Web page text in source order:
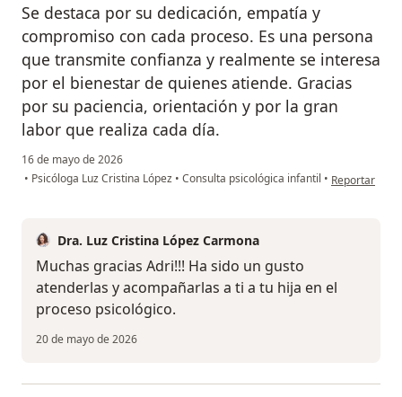
Se destaca por su dedicación, empatía y
compromiso con cada proceso. Es una persona
que transmite confianza y realmente se interesa
por el bienestar de quienes atiende. Gracias
por su paciencia, orientación y por la gran
labor que realiza cada día.
16 de mayo de 2026
• Psicóloga Luz Cristina López • Consulta psicológica infantil • en opinión
Reportar
Dra. Luz Cristina López Carmona
Muchas gracias Adri!!! Ha sido un gusto
atenderlas y acompañarlas a ti a tu hija en el
proceso psicológico.
20 de mayo de 2026